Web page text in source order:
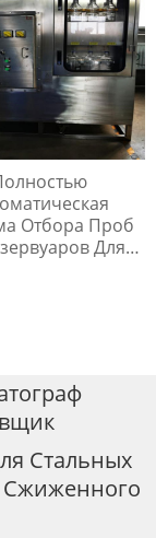
Отбора Проб
Для
Стальных
Сжиженного